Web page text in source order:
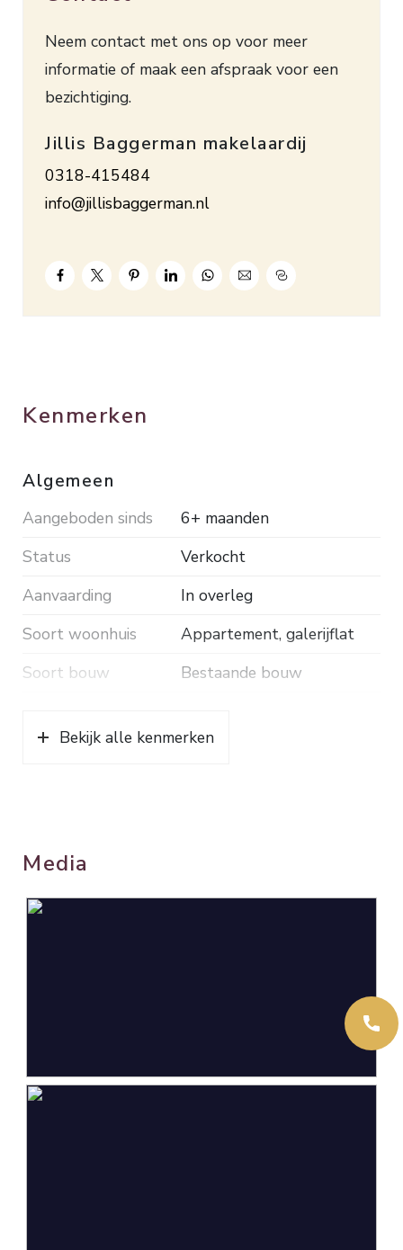
laminaatvloer.
Bouwjaar ca. 1928. Inhoud ca. 162 m³.
Neem contact met ons op voor meer
informatie of maak een afspraak voor een
bezichtiging.
Jillis Baggerman makelaardij
0318-415484
info@jillisbaggerman.nl
Kenmerken
Algemeen
Aangeboden sinds
6+ maanden
Status
Verkocht
Aanvaarding
In overleg
Soort woonhuis
Appartement, galerijflat
Soort bouw
Bestaande bouw
Soort dak
Pannen
Wonen
Inhoud
3 kamers (2 slaapkamers)
Badkamervoorzieningen
Douche, toilet,
Bekijk alle kenmerken
Media